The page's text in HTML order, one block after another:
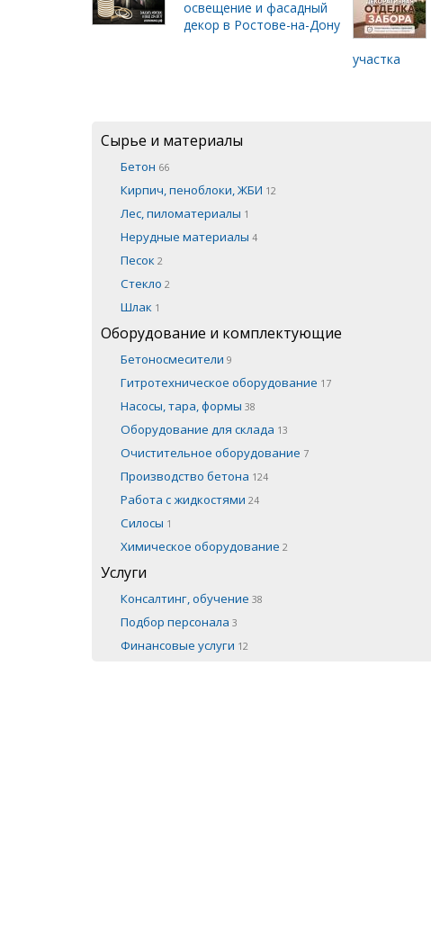
освещение и фасадный
декор в Ростове-на-Дону
участка
Сырье и материалы
Бетон 66
Кирпич, пеноблоки, ЖБИ 12
Лес, пиломатериалы 1
Нерудные материалы 4
Песок 2
Стекло 2
Шлак 1
Оборудование и комплектующие
Бетоносмесители 9
Гитротехническое оборудование 17
Насосы, тара, формы 38
Оборудование для склада 13
Очистительное оборудование 7
Производство бетона 124
Работа с жидкостями 24
Силосы 1
Химическое оборудование 2
Услуги
Консалтинг, обучение 38
Подбор персонала 3
Финансовые услуги 12